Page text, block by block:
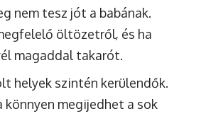
nem tesz jót a babának.
öltözetről, és ha
magaddal takarót.
helyek szintén kerülendők.
könnyen megijedhet a sok